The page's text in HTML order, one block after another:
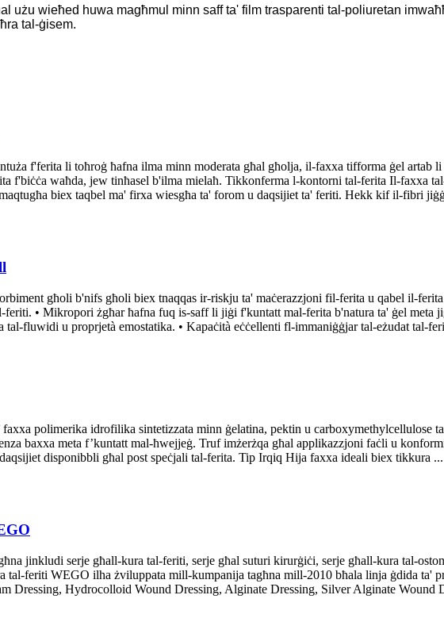
użu wieħed huwa magħmul minn saff ta' film trasparenti tal-poliuretan
tal-ġisem.
f'ferita li toħroġ ħafna ilma minn moderata għal għolja, il-faxxa tifforma ġel artab
f'biċċa waħda, jew tinħasel b'ilma mielaħ. Tikkonferma l-kontorni tal-ferita Il-faxxa
biex taqbel ma' firxa wiesgħa ta' forom u daqsijiet ta' feriti. Hekk kif il-fibri
għoli b'nifs għoli biex tnaqqas ir-riskju ta' maċerazzjoni fil-ferita u qabel il-
• Mikropori żgħar ħafna fuq is-saff li jiġi f'kuntatt mal-ferita b'natura ta' ġel
tal-fluwidi u proprjetà emostatika. • Kapaċità eċċellenti fl-immaniġġjar tal-eżudat tal-
polimerika idrofilika sintetizzata minn ġelatina, pektin u carboxymethylcellulose
baxxa meta f’kuntatt mal-ħwejjeġ. Truf imżerżqa għal applikazzjoni faċli u
disponibbli għal post speċjali tal-ferita. Tip Irqiq Hija faxxa ideali biex tikkura ...
jinkludi serje għall-kura tal-feriti, serje għal suturi kirurġiċi, serje għall-kura tal-
tal-feriti WEGO ilha żviluppata mill-kumpanija tagħna mill-2010 bħala linja ġdida ta'
Dressing, Hydrocolloid Wound Dressing, Alginate Dressing, Silver Alginate